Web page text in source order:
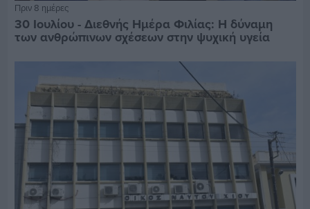
Πριν 8 ημέρες
30 Ιουλίου - Διεθνής Ημέρα Φιλίας: Η δύναμη
των ανθρώπινων σχέσεων στην ψυχική υγεία